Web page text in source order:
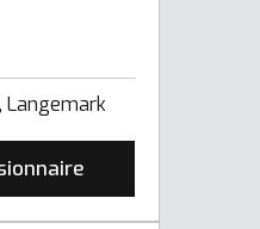
Langemark